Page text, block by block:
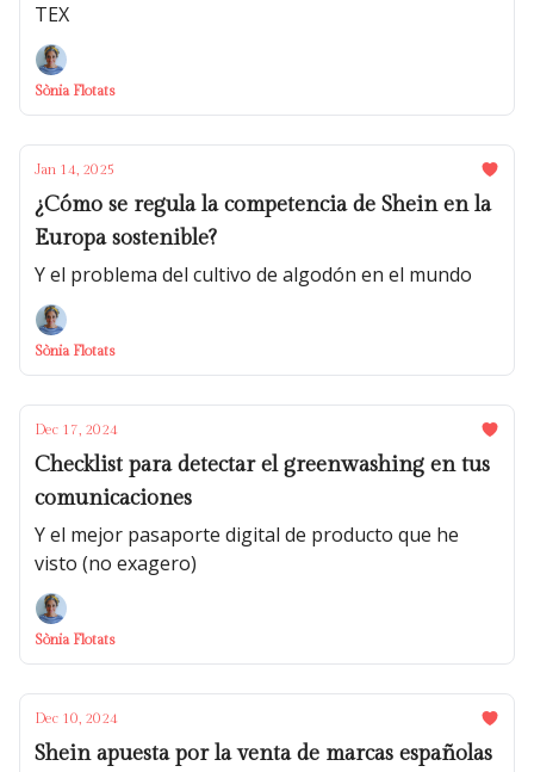
TEX
Sònia Flotats
Jan 14, 2025
¿Cómo se regula la competencia de Shein en la
Europa sostenible?
Y el problema del cultivo de algodón en el mundo
Sònia Flotats
Dec 17, 2024
Checklist para detectar el greenwashing en tus
comunicaciones
Y el mejor pasaporte digital de producto que he
visto (no exagero)
Sònia Flotats
Dec 10, 2024
Shein apuesta por la venta de marcas españolas